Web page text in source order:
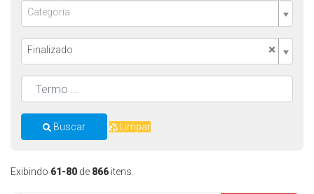
Exibindo 61-80 de 866 itens.
Categoria
×
Finalizado
Buscar Limpar